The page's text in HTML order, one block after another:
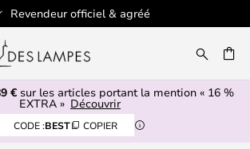
Revendeur officiel & agréé
€ sur les articles portant la mention « 16 %
EXTRA » Découvrir
CODE :BEST COPIER